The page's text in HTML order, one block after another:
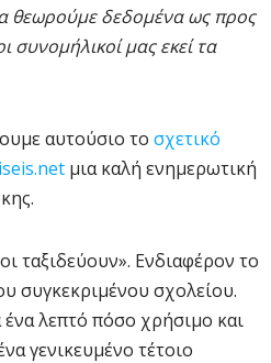
θεωρούμε δεδομένα ως προς
συνομήλικοί μας εκεί τα
αυτούσιο το σχετικό
μια καλή ενημερωτική
ταξιδεύουν». Ενδιαφέρον το
συγκεκριμένου σχολείου.
ένα λεπτό πόσο χρήσιμο και
γενικευμένο τέτοιο